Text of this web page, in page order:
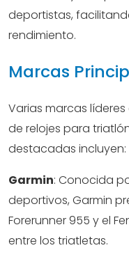
deportistas,
rendimiento.
Marcas
Varias marcas
de relojes para
destacadas incluyen:
Garmin: Conocida
deportivos, Garmin
Forerunner 955 y el
entre los triatletas.